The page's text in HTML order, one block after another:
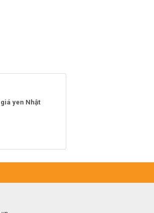
yen Nhật